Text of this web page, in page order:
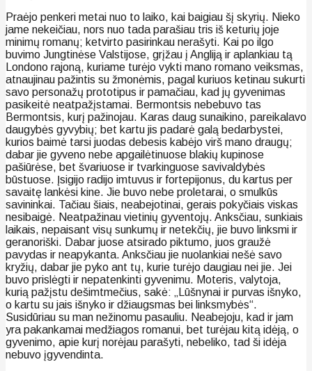
Praėjo penkeri metai nuo to laiko, kai baigiau šį skyrių. Nieko
jame nekeičiau, nors nuo tada parašiau tris iš keturių joje
minimų romanų; ketvirto pasirinkau nerašyti. Kai po ilgo
buvimo Jungtinėse Valstijose, grįžau į Angliją ir aplankiau tą
Londono rajoną, kuriame turėjo vykti mano romano veiksmas,
atnaujinau pažintis su žmonėmis, pagal kuriuos ketinau sukurti
savo personažų prototipus ir pamačiau, kad jų gyvenimas
pasikeitė neatpažįstamai. Bermontsis nebebuvo tas
Bermontsis, kurį pažinojau. Karas daug sunaikino, pareikalavo
daugybės gyvybių; bet kartu jis padarė galą bedarbystei,
kurios baimė tarsi juodas debesis kabėjo virš mano draugų;
dabar jie gyveno nebe apgailėtinuose blakių kupinose
pašiūrėse, bet švariuose ir tvarkinguose savivaldybės
būstuose. Įsigijo radijo imtuvus ir fortepijonus, du kartus per
savaitę lankėsi kine. Jie buvo nebe proletarai, o smulkūs
savininkai. Tačiau šiais, neabejotinai, gerais pokyčiais viskas
nesibaigė. Neatpažinau vietinių gyventojų. Anksčiau, sunkiais
laikais, nepaisant visų sunkumų ir netekčių, jie buvo linksmi ir
geranoriški. Dabar juose atsirado piktumo, juos graužė
pavydas ir neapykanta. Anksčiau jie nuolankiai nešė savo
kryžių, dabar jie pyko ant tų, kurie turėjo daugiau nei jie. Jei
buvo prislėgti ir nepatenkinti gyvenimu. Moteris, valytoja,
kurią pažįstu dešimtmečius, sakė: „Lūšnynai ir purvas išnyko,
o kartu su jais išnyko ir džiaugsmas bei linksmybės“.
Susidūriau su man nežinomu pasauliu. Neabejoju, kad ir jam
yra pakankamai medžiagos romanui, bet turėjau kitą idėją, o
gyvenimo, apie kurį norėjau parašyti, nebeliko, tad ši idėja
nebuvo įgyvendinta.